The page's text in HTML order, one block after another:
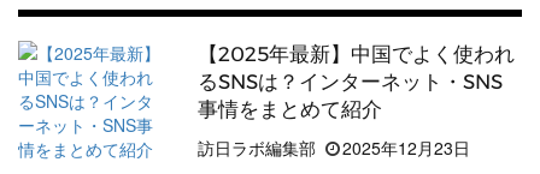
【2025年最新】中国でよく使われ
るSNSは？インターネット・SNS
事情をまとめて紹介
訪日ラボ編集部
2025年12月23日